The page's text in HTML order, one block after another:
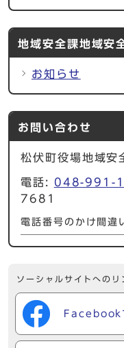
地域安全課地域安
お知らせ
お問い合わせ
松伏町役場地域安
電話: 048-991-
7681
電話番号のかけ間違
ソーシャルサイトへの
Facebook